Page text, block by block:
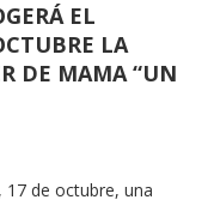
EL
LA
DE MAMA “UN
de octubre, una